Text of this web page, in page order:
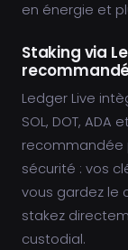
en énergie et
Staking via
Ledger Live
SOL, DOT,
recommandée
sécurité : vos
vous gardez le
stakez
custodial.